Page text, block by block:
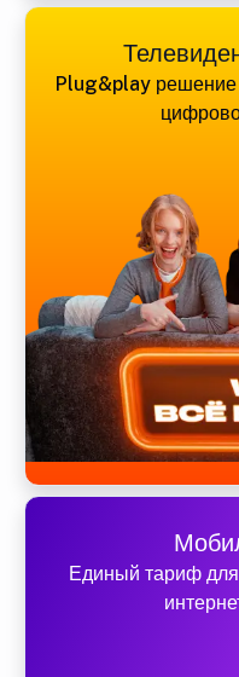
Plug&play решение
Единый тариф